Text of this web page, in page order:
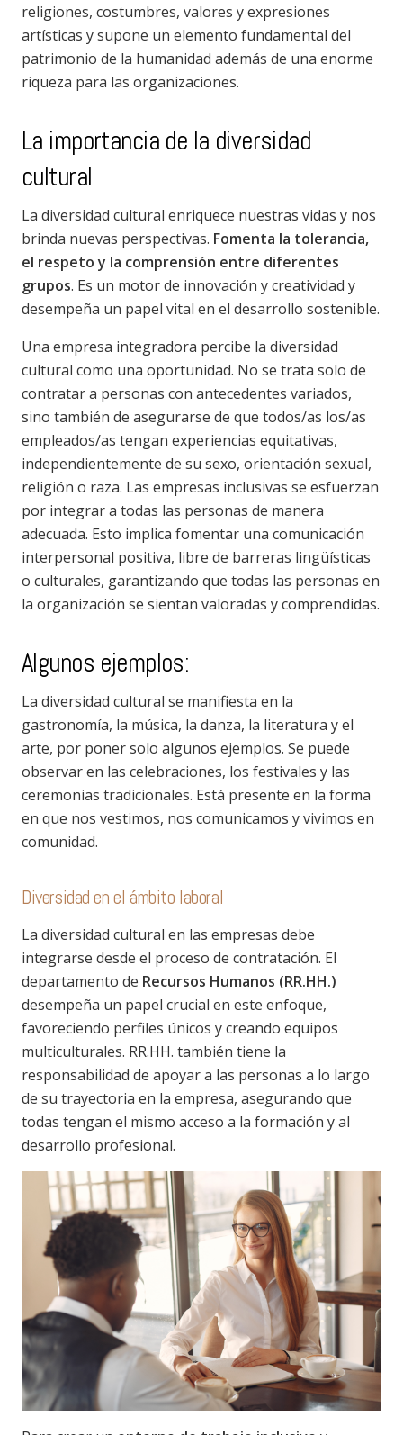
religiones, costumbres, valores y expresiones
artísticas y supone un elemento fundamental del
patrimonio de la humanidad además de una enorme
riqueza para las organizaciones.
La importancia de la diversidad
cultural
La diversidad cultural enriquece nuestras vidas y nos
brinda nuevas perspectivas. Fomenta la tolerancia,
el respeto y la comprensión entre diferentes
grupos. Es un motor de innovación y creatividad y
desempeña un papel vital en el desarrollo sostenible.
Una empresa integradora percibe la diversidad
cultural como una oportunidad. No se trata solo de
contratar a personas con antecedentes variados,
sino también de asegurarse de que todos/as los/as
empleados/as tengan experiencias equitativas,
independientemente de su sexo, orientación sexual,
religión o raza. Las empresas inclusivas se esfuerzan
por integrar a todas las personas de manera
adecuada. Esto implica fomentar una comunicación
interpersonal positiva, libre de barreras lingüísticas
o culturales, garantizando que todas las personas en
la organización se sientan valoradas y comprendidas.
Algunos ejemplos:
La diversidad cultural se manifiesta en la
gastronomía, la música, la danza, la literatura y el
arte, por poner solo algunos ejemplos. Se puede
observar en las celebraciones, los festivales y las
ceremonias tradicionales. Está presente en la forma
en que nos vestimos, nos comunicamos y vivimos en
comunidad.
Diversidad en el ámbito laboral
La diversidad cultural en las empresas debe
integrarse desde el proceso de contratación. El
departamento de Recursos Humanos (RR.HH.)
desempeña un papel crucial en este enfoque,
favoreciendo perfiles únicos y creando equipos
multiculturales. RR.HH. también tiene la
responsabilidad de apoyar a las personas a lo largo
de su trayectoria en la empresa, asegurando que
todas tengan el mismo acceso a la formación y al
desarrollo profesional.